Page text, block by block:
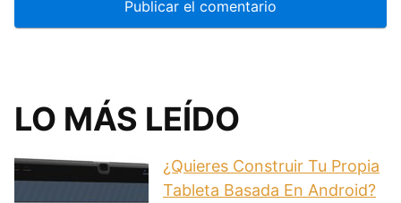
LO MÁS LEÍDO
¿Quieres Construir Tu Propia
Tableta Basada En Android?